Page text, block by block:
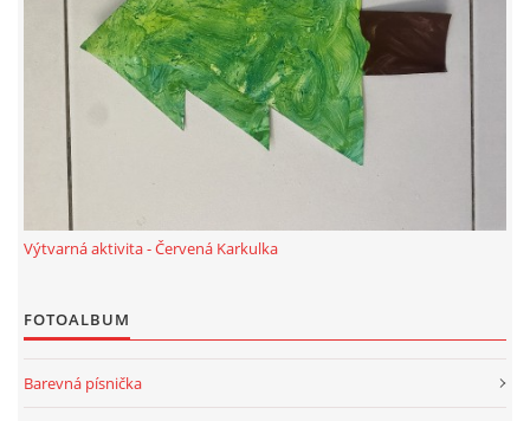
SVATÝ VÁCLAV
20.10. DEN STROMŮ
HALLOWEEN
DUŠIČKY
SVATÝ MARTIN
SVATÁ KATEŘINA 25.LISTOPADU
Výtvarná aktivita - Červená Karkulka
FOTOALBUM
Barevná písnička